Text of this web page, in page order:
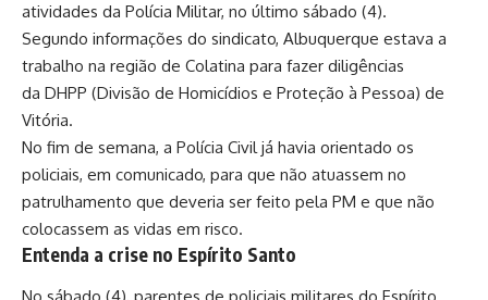
atividades da Polícia Militar, no último sábado (4).
Segundo informações do sindicato, Albuquerque estava a
trabalho na região de Colatina para fazer diligências
da DHPP (Divisão de Homicídios e Proteção à Pessoa) de
Vitória.
No fim de semana, a Polícia Civil já havia orientado os
policiais, em comunicado, para que não atuassem no
patrulhamento que deveria ser feito pela PM e que não
colocassem as vidas em risco.
Entenda a crise no Espírito Santo
No sábado (4), parentes de policiais militares do Espírito